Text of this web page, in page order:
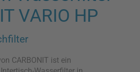
VARIO HP
CARBONIT ist ein